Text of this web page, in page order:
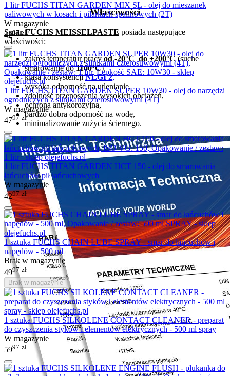
Właściwości
Smar FUCHS MEISSELPASTE posiada następujące
właściwości:
zakres temperatur pracyod -20°C do +200°C(suche
smarowanie do1100°C),
klasa konsystencjiNLGI 2,
wysoka odporność na utlenianie,
zdolność przenoszenia wysokich obciążeń,
ochrona antykorozyjna,
bardzo dobra odporność na wodę,
minimalizowanie zużycia ściernego.
1 litr FUCHS TITAN GARDEN MIX SL - olej do mieszanek
paliwowych w kosach i pilarkach spalinowych (2T)
W magazynie
4297 zł
1 litr FUCHS TITAN GARDEN SUPER 10W30 - olej do narzędzi
ogrodniczych z silnikami czterosuwowymi (4T)
W magazynie
4797 zł
1 litr FUCHS TITAN GARDEN HCT 150 - olej do smarowania
łańcuchów pił łańcuchowych
W magazynie
4297 zł
1 sztuka FUCHS CHAIN LUBE SPRAY - smar do łańcuchów i
napędów - 500 ml
Brak w magazynie
4997 zł
Brak w magazynie
1 sztuka FUCHS SILKOLENE CONTACT CLEANER - preparat
do czyszczenia styków i elementów elektrycznych - 500 ml spray
W magazynie
5997 zł